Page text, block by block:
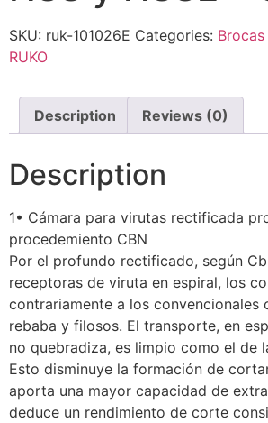
SKU: ruk-101026E Categories:
RUKO
Description Reviews (0)
Description
1• Cámara para virutas rectificada
procedemiento CBN
Por el profundo rectificado, según
receptoras de viruta en espiral, los
contrariamente a los convencionales
rebaba y filosos. El transporte, en
no quebradiza, es limpio como el de
Esto disminuye la formación de
aporta una mayor capacidad de
deduce un rendimiento de corte